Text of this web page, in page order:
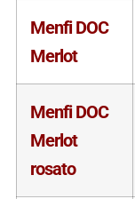
Menfi DOC
Merlot
Menfi DOC
Merlot
rosato